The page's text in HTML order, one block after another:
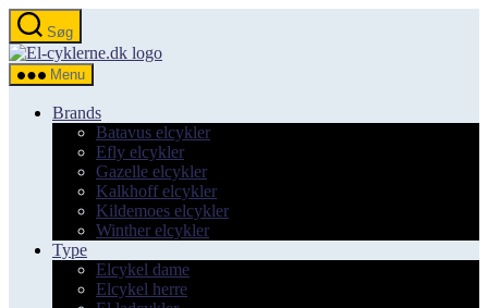
Spring
til
indholdet
Søg
el-
Menu
Brands
Batavus elcykler
Efly elcykler
Gazelle elcykler
Kalkhoff elcykler
Kildemoes elcykler
Winther elcykler
Type
Elcykel dame
Elcykel herre